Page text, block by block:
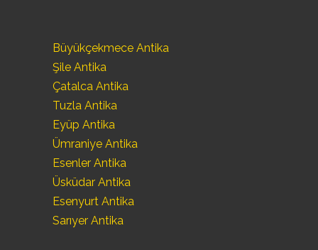
Büyükçekmece Antika
Şile Antika
Çatalca Antika
Tuzla Antika
Eyüp Antika
Ümraniye Antika
Esenler Antika
Üsküdar Antika
Esenyurt Antika
Sarıyer Antika